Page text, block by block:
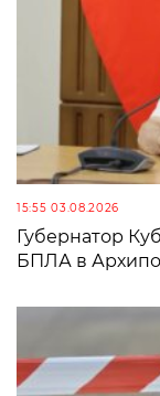
15:55 03.08.2026
Губернатор
БПЛА в